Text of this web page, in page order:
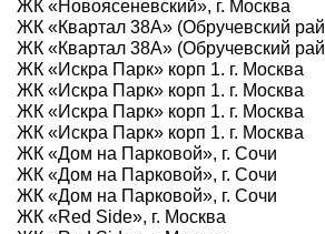
ЖК «Новоясеневский», г. Москва
ЖК «Квартал 38А» (Обручевский
ЖК «Квартал 38А» (Обручевский
ЖК «Искра Парк» корп 1. г. Москва
ЖК «Искра Парк» корп 1. г. Москва
ЖК «Искра Парк» корп 1. г. Москва
ЖК «Искра Парк» корп 1. г. Москва
ЖК «Дом на Парковой», г. Сочи
ЖК «Дом на Парковой», г. Сочи
ЖК «Дом на Парковой», г. Сочи
ЖК «Red Side», г. Москва